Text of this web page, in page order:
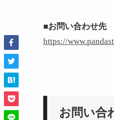
■お問い合わせ先
https://
お問い合